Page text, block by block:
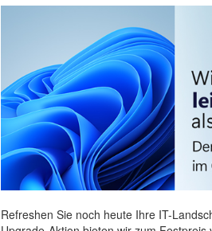
Refreshen Sie noch heute Ihre IT-